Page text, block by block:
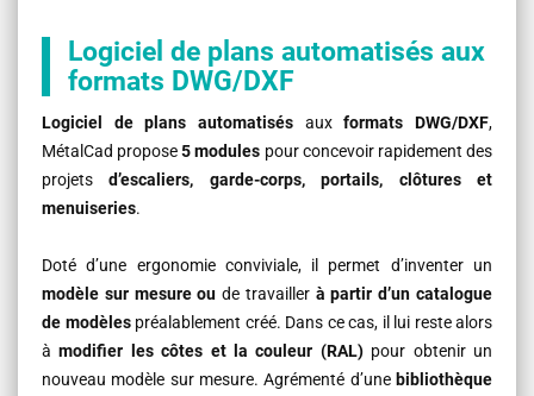
Logiciel de plans automatisés aux
formats DWG/DXF
Logiciel de plans automatisés auxformats DWG/DXF,
MétalCad propose5 modules pour concevoir rapidement des
projetsd’escaliers, garde-corps, portails, clôtures et
menuiseries.
Doté d’une ergonomie conviviale, il permet d’inventer un
modèle sur mesure ou de travailler à partir d’un catalogue
de modèles préalablement créé. Dans ce cas, il lui reste alors
àmodifier les côtes et la couleur (RAL) pour obtenir un
nouveau modèle sur mesure. Agrémenté d’une bibliothèque